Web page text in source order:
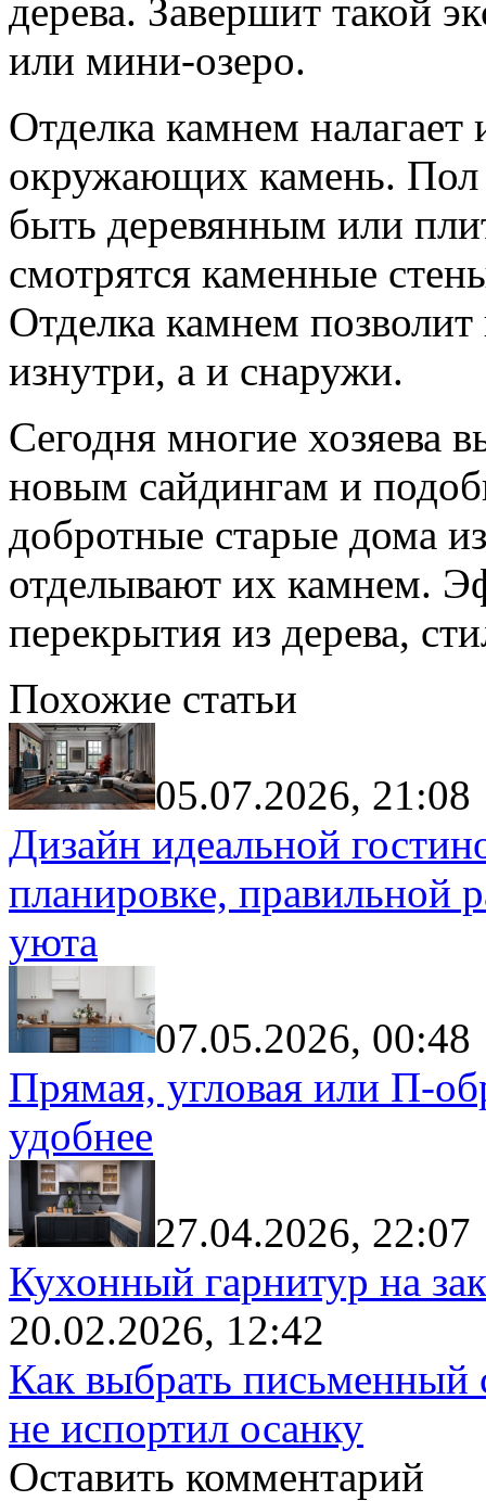
дерева. Завершит такой
или мини-озеро.
Отделка камнем
окружающих камень. Пол
быть деревянным или
смотрятся каменные
Отделка камнем
изнутри, а и снаружи.
Сегодня многие хозяева
новым сайдингам и
добротные старые дома
отделывают их камнем.
перекрытия из дерева,
Похожие статьи
05.07.2026, 21:08
Дизайн идеальной
планировке, правильной
уюта
07.05.2026, 00:48
Прямая, угловая или П-
удобнее
27.04.2026, 22:07
Кухонный гарнитур на
20.02.2026, 12:42
Как выбрать письменный
не испортил осанку
Оставить комментарий